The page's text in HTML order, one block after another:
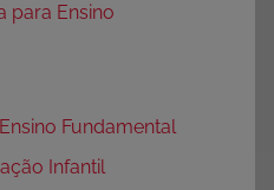
para Ensino
Fundamental
Infantil